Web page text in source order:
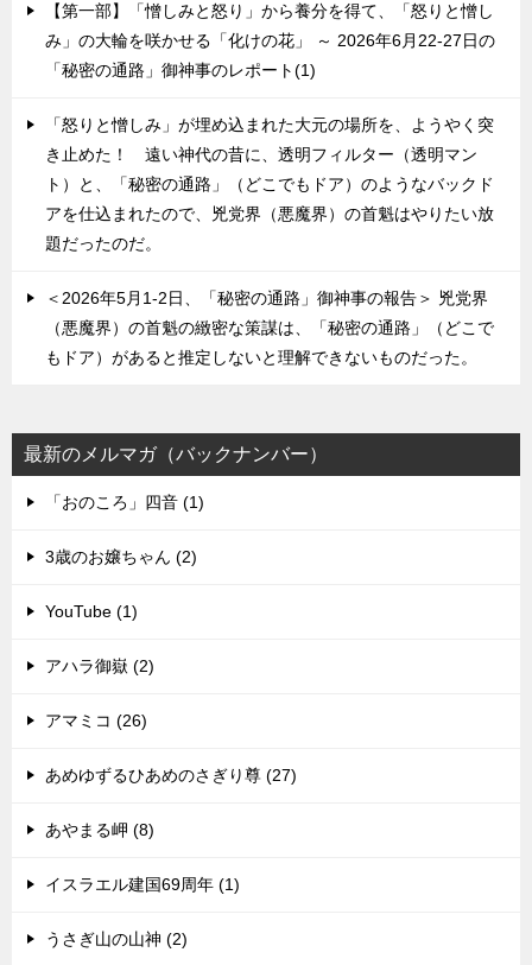
【第一部】「憎しみと怒り」から養分を得て、「怒りと憎し
み」の大輪を咲かせる「化けの花」 ～ 2026年6月22-27日の
「秘密の通路」御神事のレポート(1)
「怒りと憎しみ」が埋め込まれた大元の場所を、ようやく突
き止めた！ 遠い神代の昔に、透明フィルター（透明マン
ト）と、「秘密の通路」（どこでもドア）のようなバックド
アを仕込まれたので、兇党界（悪魔界）の首魁はやりたい放
題だったのだ。
＜2026年5月1-2日、「秘密の通路」御神事の報告＞ 兇党界
（悪魔界）の首魁の緻密な策謀は、「秘密の通路」（どこで
もドア）があると推定しないと理解できないものだった。
最新のメルマガ（バックナンバー）
「おのころ」四音 (1)
3歳のお嬢ちゃん (2)
YouTube (1)
アハラ御嶽 (2)
アマミコ (26)
あめゆずるひあめのさぎり尊 (27)
あやまる岬 (8)
イスラエル建国69周年 (1)
うさぎ山の山神 (2)